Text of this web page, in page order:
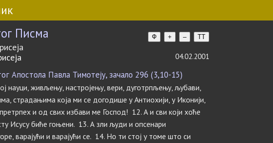
Писма Ф + – TT
04.02.2001
Апостола Павла Тимотеју, зачало 296 (3,10-15)
науци, живљењу, настројењу, вери, дуготрпљењу, љубави,
страдањима која ми се догодише у Антиохији, у Иконији,
и од свих избави ме Господ! 12. А и сви који хоће
Исусу биће гоњени. 13. А зли људи и опсенари
варајући и варајући се. 14. Но ти стој у томе што си